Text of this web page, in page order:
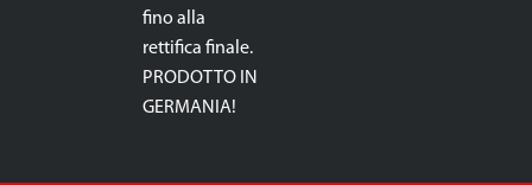
fino alla
rettifica finale.
PRODOTTO IN
GERMANIA!